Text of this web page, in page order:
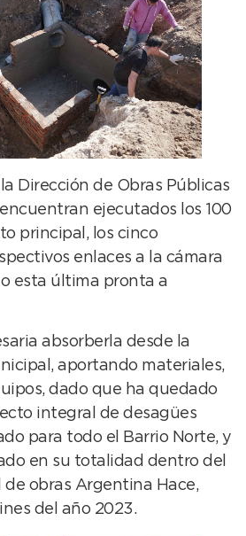
Dirección de Obras Públicas
ejecutados los 100
principal, los cinco
enlaces a la cámara
esta última pronta a
absorberla desde la
aportando materiales,
dado que ha quedado
integral de desagües
para todo el Barrio Norte, y
en su totalidad dentro del
obras Argentina Hace,
del año 2023.